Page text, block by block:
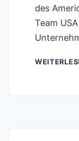
des
Team